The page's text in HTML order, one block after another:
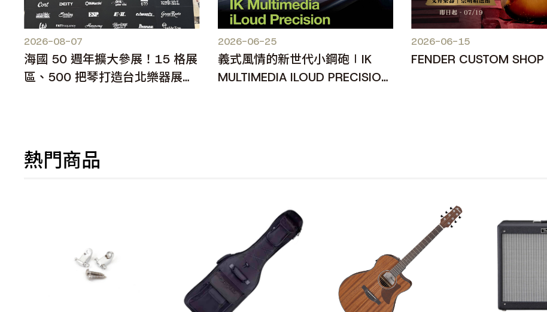
2026-08-07
海國 50 週年擴大參展！15 格展
區、500 把琴打造台北樂器展人
2026-06-25
義式風情的新世代小鋼砲∣IK
MULTIMEDIA ILOUD PRECISION
2026-06-15
FENDER CUSTOM
熱門商品